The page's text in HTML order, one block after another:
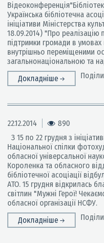
Українська бібліотечна
ініціативи Міністерства
18.09.2014) "Про реалізацію
підтримки громади в умовах
внутрішньо переміщеними
загальнонаціональною та
Докладніше
22.12.2014
890
З 15 по 22 грудня з
Національної спілки
обласної універсальної
Короленка та обласного
бібліотечної асоціації
АТО. 15 грудня відкрилась
світлин "Мужні Герої!
обласної організації НСФУ.
Докладніше